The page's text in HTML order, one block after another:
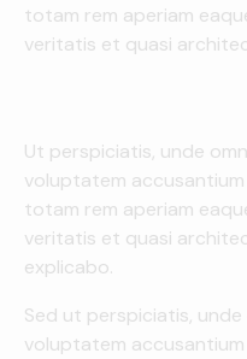
totam rem aperiam
veritatis et quasi
Ut perspiciatis, unde
voluptatem
totam rem aperiam
veritatis et quasi
explicabo.
Sed ut perspiciatis,
voluptatem